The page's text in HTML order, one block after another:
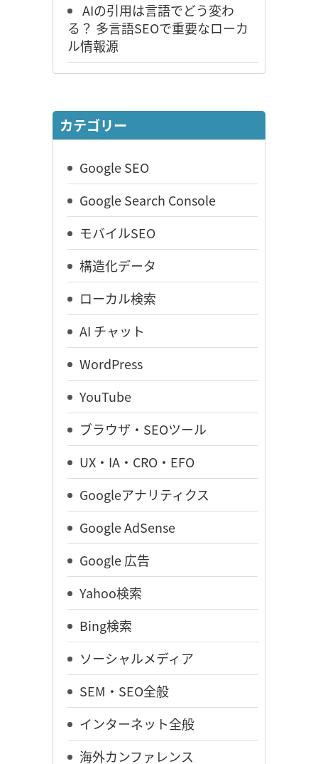
AIの引用は言語でどう変わ
る？ 多言語SEOで重要なローカ
ル情報源
カテゴリー
Google SEO
Google Search Console
モバイルSEO
構造化データ
ローカル検索
AI チャット
WordPress
YouTube
ブラウザ・SEOツール
UX・IA・CRO・EFO
Googleアナリティクス
Google AdSense
Google 広告
Yahoo検索
Bing検索
ソーシャルメディア
SEM・SEO全般
インターネット全般
海外カンファレンス